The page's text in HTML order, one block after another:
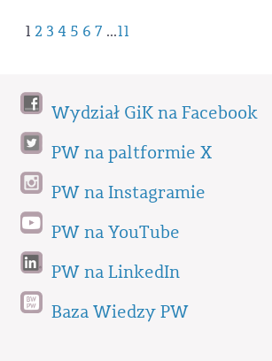
1 2 3 4 5 6 7 ...11
Wydział GiK na Facebook
PW na paltformie X
PW na Instagramie
PW na YouTube
PW na LinkedIn
Baza Wiedzy PW